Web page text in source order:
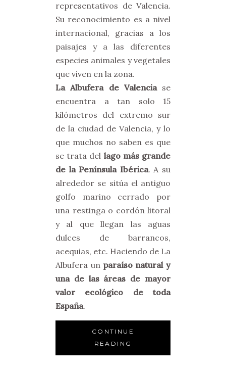
representativos de Valencia.
Su reconocimiento es a nivel
internacional, gracias a los
paisajes y a las diferentes
especies animales y vegetales
que viven en la zona.
La Albufera de Valenciase
encuentra a tan solo 15
kilómetros del extremo sur
de la ciudad de Valencia, y lo
que muchos no saben es que
se trata del lago más grande
de la Península Ibérica. A su
alrededor se sitúa el antiguo
golfo marino cerrado por
una restinga o cordón litoral
y al que llegan las aguas
dulces de barrancos,
acequias, etc. Haciendo de La
Albufera un paraíso natural y
una de las áreas de mayor
valor ecológico de toda
España.
CONTINUE
READING